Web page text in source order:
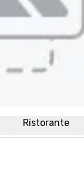
Ristorante